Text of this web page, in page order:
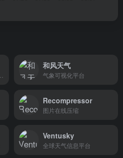
和风天气
气象可视化平台
Recompressor
图片在线压缩
Ventusky
全球天气信息平台